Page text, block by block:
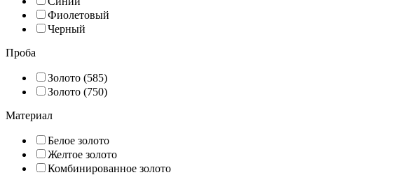
Фиолетовый
Черный
Проба
Золото (585)
Золото (750)
Материал
Белое золото
Желтое золото
Комбинированное золото